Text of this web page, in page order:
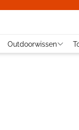
Outdoorwissen